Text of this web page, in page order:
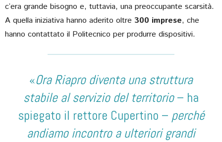
c’era grande bisogno e, tuttavia, una preoccupante scarsità.
A quella iniziativa hanno aderito oltre 300 imprese, che
hanno contattato il Politecnico per produrre dispositivi.
«Ora Riapro diventa una struttura
stabile al servizio del territorio– ha
spiegato il rettore Cupertino – perché
andiamo incontro a ulteriori grandi